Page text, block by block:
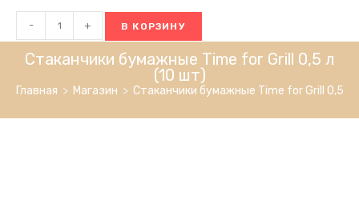
бумажные
for
- + В КОРЗИНУ
Стаканчики бумажные Time for Grill 0,5 л
(10 шт)
Главная > Магазин > Стаканчики бумажные Time for Grill 0,5 л